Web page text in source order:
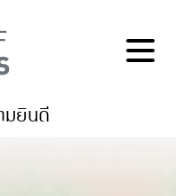
มยินดี